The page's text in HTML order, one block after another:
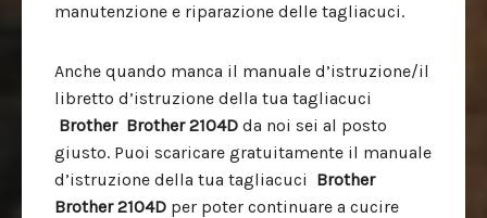
manutenzione e riparazione delle tagliacuci.
Anche quando manca il manuale d’istruzione/il
libretto d’istruzione della tua tagliacuci
Brother Brother 2104D da noi sei al posto
giusto. Puoi scaricare gratuitamente il manuale
d’istruzione della tua tagliacuci Brother
Brother 2104D per poter continuare a cucire